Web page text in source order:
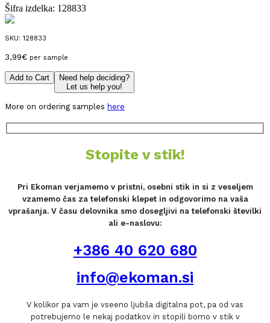
Šifra izdelka: 128833
SKU: 128833
3,99€ per sample
Add to Cart
Need help deciding?
Let us help you!
More on ordering samples here
Stopite v stik!
Pri Ekoman verjamemo v pristni, osebni stik in si z veseljem
vzamemo čas za telefonski klepet in odgovorimo na vaša
vprašanja. V času delovnika smo dosegljivi na telefonski številki
ali e-naslovu:
+386 40 620 680
info@ekoman.si
V kolikor pa vam je vseeno ljubša digitalna pot, pa od vas
potrebujemo le nekaj podatkov in stopili bomo v stik v